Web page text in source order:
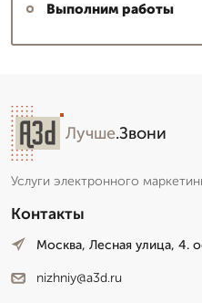
Выполним работы
Лучше.Звони
Услуги электронного
Контакты
Москва, Лесная улица, 4.
nizhniy@a3d.ru